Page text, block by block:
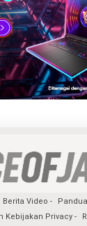
Berita Video
Kebijakan Privacy